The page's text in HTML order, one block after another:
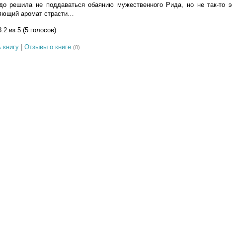
решила не поддаваться обаянию мужественного Рида, но не так-то
аромат страсти…
из 5 (5 голосов)
книгу| Отзывы о книге (0)